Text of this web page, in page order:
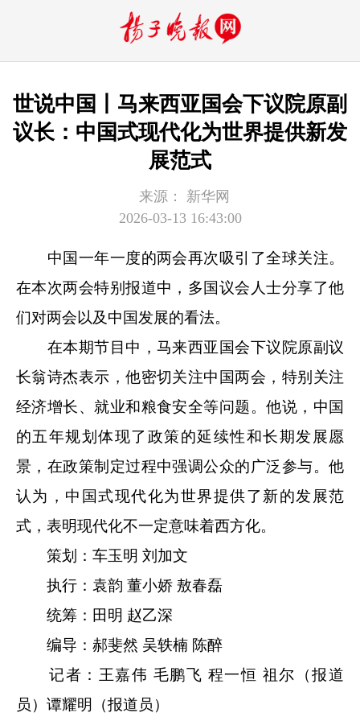
世说中国丨马来西亚国会下议院原副
议长：中国式现代化为世界提供新发
展范式
来源：
新华网
2026-03-13 16:43:00
中国一年一度的两会再次吸引了全球关注。
在本次两会特别报道中，多国议会人士分享了他
们对两会以及中国发展的看法。
在本期节目中，马来西亚国会下议院原副议
长翁诗杰表示，他密切关注中国两会，特别关注
经济增长、就业和粮食安全等问题。他说，中国
的五年规划体现了政策的延续性和长期发展愿
景，在政策制定过程中强调公众的广泛参与。他
认为，中国式现代化为世界提供了新的发展范
式，表明现代化不一定意味着西方化。
策划：车玉明 刘加文
执行：袁韵 董小娇 敖春磊
统筹：田明 赵乙深
编导：郝斐然 吴轶楠 陈醉
记者：王嘉伟 毛鹏飞 程一恒 祖尔（报道
员）谭耀明（报道员）